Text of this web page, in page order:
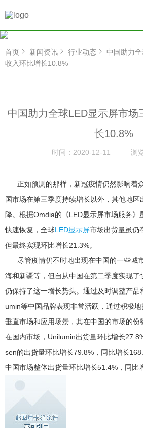
首页 新闻资讯 行业动态
中国助力
收入环比增长10.8%
中国助力全球LED显示屏市场
长10.8%
时间： 2020-12-11 浏
正如预测的那样，新冠疫情仍然影响着
国市场在第三季度持续增长以外，其他地
降。根据Omdia的《LED显示屏市场服务》
快速恢复，全球LED显示屏市场出货量虽仍
但最终实现环比增长21.3%。
尽管疫情仍不时地出现在中国的一些城
海和新疆等，但自从中国在第二季度实现
仍保持了这一增长势头。通过及时调整产
umin等中国品牌表现非常活跃，通过积极
垂直市场和应用场景，其在中国的市场的份
在国内市场，Unilumin出货量环比增长
sen的出货量环比增长79.8%，同比增长
中国市场整体出货量环比增长51.4%，同比